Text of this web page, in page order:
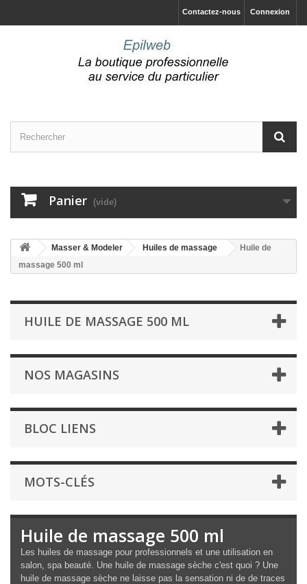
Connexion
Contactez-nous
Panier (vide)
Masser & Modeler Huiles de massage
Huile de
massage 500 ml
HUILE DE MASSAGE 500 ML
NOS MAGASINS
BLOC LIENS
MOTS-CLÉS
Huile de massage 500 ml
Les huiles de massage pour professionnels et une utilisation en
salon, spa beauté. Une huile de massage sèche c'est quoi ? Une
huile de massage sèche ne laisse pas la sensation ni de de traces